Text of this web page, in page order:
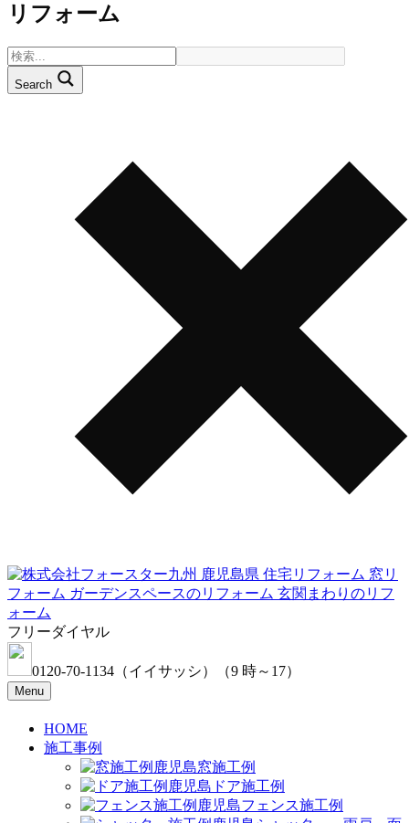
リフォーム
Search
フリーダイヤル
0120-70-1134 （イイサッシ） （9 時～17）
Menu
HOME
施工事例
窓施工例
ドア施工例
フェンス施工例